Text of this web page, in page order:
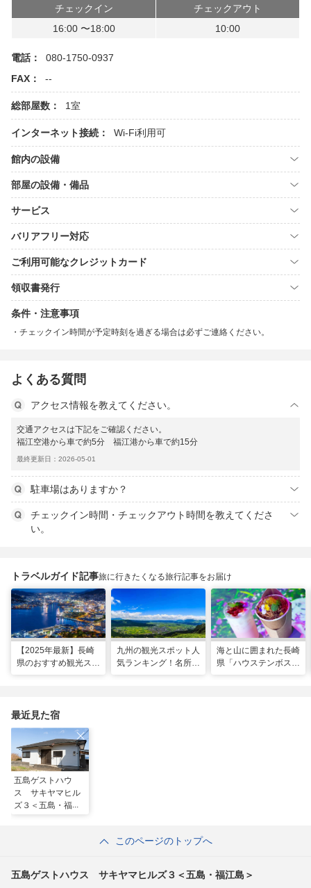
チェックイン
チェックアウト
16:00 〜18:00
10:00
電話：
080-1750-0937
FAX：
--
総部屋数： 1室
インターネット接続： Wi-Fi利用可
館内の設備
部屋の設備・備品
サービス
バリアフリー対応
ご利用可能なクレジットカード
領収書発行
条件・注意事項
チェックイン時間が予定時刻を過ぎる場合は必ずご連絡ください。
よくある質問
アクセス情報を教えてください。
交通アクセスは下記をご確認ください。
福江空港から車で約5分 福江港から車で約15分
最終更新日：2026-05-01
駐車場はありますか？
チェックイン時間・チェックアウト時間を教えてくださ
い。
トラベルガイド記事旅に行きたくなる旅行記事をお届け
【2025年最新】長崎
県のおすすめ観光スポ
九州の観光スポット人
気ランキング！名所も
海と山に囲まれた長崎
県「ハウステンボス」
最近見た宿
五島ゲストハウ
ス サキヤマヒル
ズ３＜五島・福江
このページのトップへ
五島ゲストハウス サキヤマヒルズ３＜五島・福江島＞